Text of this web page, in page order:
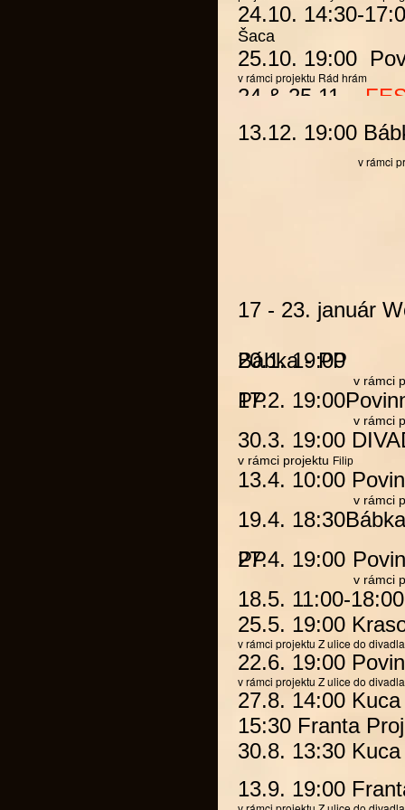
24.10. 14:30-
Šaca
25.10. 19:00
v rámci projektu Rád hrám
24.& 25.11.
13.12. 19:00
v rámci
17 - 23. január
20.1. 19:00
Bábka-PP
v rámci
17.2. 19:00
PP
v rámci
30.3. 19:00
v rámci projektu Filip
13.4. 10:00
v rámci
19.4. 18:30Bábka
27.4. 19:00
PP
v rámci
18.5. 11:00-
25.5. 19:00
v rámci projektu Z ulice do divadla
22.6. 19:00
v rámci projektu Z ulice do divadla
27.8. 14:00
15:30 Franta
30.8. 13:30
13.9. 19:00